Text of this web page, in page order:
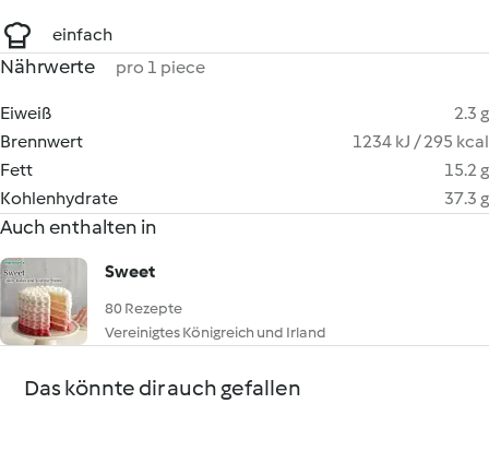
einfach
Nährwerte pro 1 piece
Eiweiß
2.3 g
Brennwert
1234 kJ / 295 kcal
Fett
15.2 g
Kohlenhydrate
37.3 g
Auch enthalten in
Sweet
80 Rezepte
Vereinigtes Königreich und Irland
Das könnte dir auch gefallen